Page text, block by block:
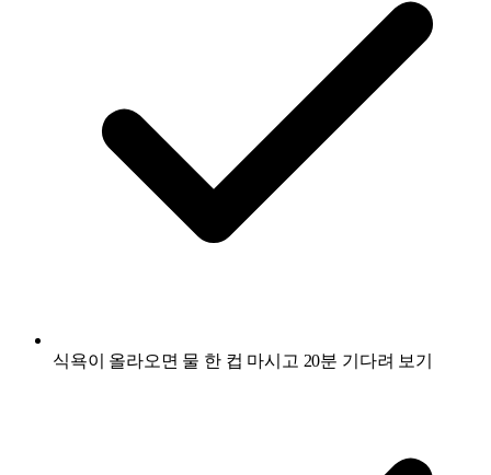
식욕이 올라오면 물 한 컵 마시고 20분 기다려 보기